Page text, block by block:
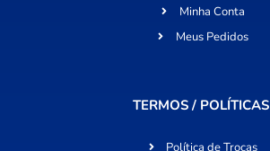
Minha Conta
Meus Pedidos
TERMOS / POLÍTICAS
Política de Trocas